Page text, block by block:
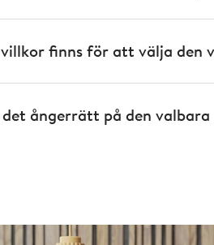
finns för att välja den
det ångerrätt på den